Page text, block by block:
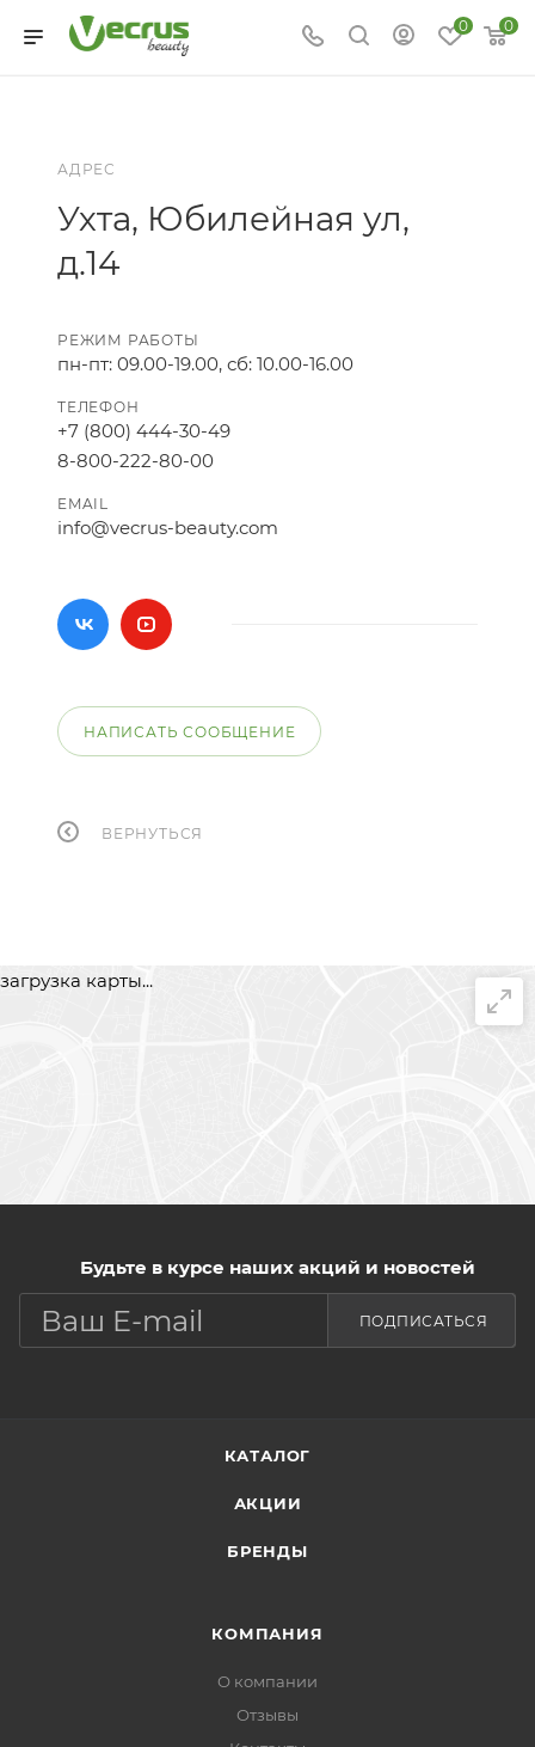
0 0
АДРЕС
Ухта, Юбилейная ул,
д.14
РЕЖИМ РАБОТЫ
пн-пт: 09.00-19.00, сб: 10.00-16.00
ТЕЛЕФОН
+7 (800) 444-30-49
8-800-222-80-00
EMAIL
info@vecrus-beauty.com
НАПИСАТЬ СООБЩЕНИЕ
ВЕРНУТЬСЯ
загрузка карты...
Будьте в курсе наших акций и новостей
ПОДПИСАТЬСЯ
КАТАЛОГ
АКЦИИ
БРЕНДЫ
КОМПАНИЯ
О компании
Отзывы